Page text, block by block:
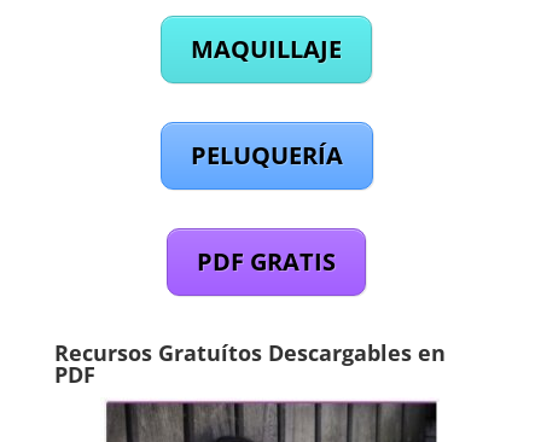
MAQUILLAJE
PELUQUERÍA
PDF GRATIS
Recursos Gratuítos Descargables en
PDF